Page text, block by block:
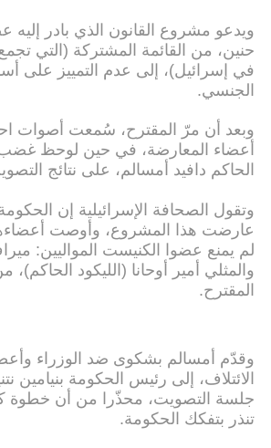
ويدعو مشروع القانون الذي بادر
حنين، من القائمة المشتركة (التي
في إسرائيل)، إلى عدم التمييز على
الجنسي.
وبعد أن مرّ المقترح، سُمعت أصوات
أعضاء المعارضة، في حين لوحظ غضب
الحاكم دافيد أمسالم، على نتائج
وتقول الصحافة الإسرائيلية إن الحكومة
عارضت هذا المشروع، وأوصت
لم يمنع عضوا الكنيست المواليين:
والمثلي أمير أوحانا (الليكود
المقترح.
وقدّم أمسالم بشكوى ضد الوزراء
الائتلاف، إلى رئيس الحكومة بنيامين
جلسة التصويت، محذّرا من أن خطوة
تنذر بتفكك الحكومة.